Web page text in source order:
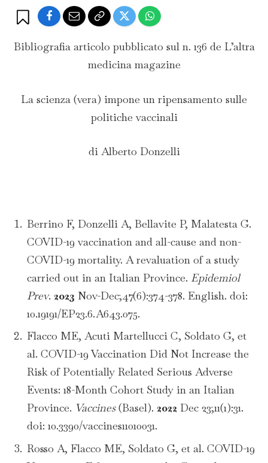
Bibliografia articolo pubblicato sul n. 136 de L’altra
medicina magazine
La scienza (vera) impone un ripensamento sulle
politiche vaccinali
di Alberto Donzelli
Berrino F, Donzelli A, Bellavite P, Malatesta G.
COVID-19 vaccination and all-cause and non-
COVID-19 mortality. A revaluation of a study
carried out in an Italian Province. Epidemiol
Prev. 2023 Nov-Dec;47(6):374-378. English. doi:
10.19191/EP23.6.A643.075.
Flacco ME, Acuti Martellucci C, Soldato G, et
al. COVID-19 Vaccination Did Not Increase the
Risk of Potentially Related Serious Adverse
Events: 18-Month Cohort Study in an Italian
Province. Vaccines(Basel). 2022 Dec 23;11(1):31.
doi: 10.3390/vaccines11010031.
Rosso A, Flacco ME, Soldato G, et al. COVID-19